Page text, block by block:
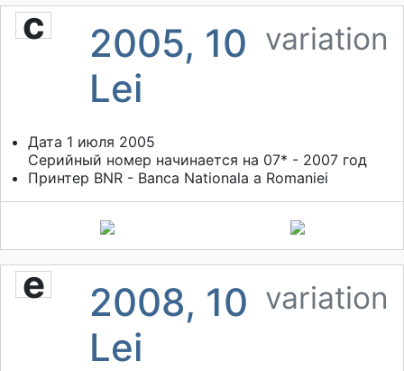
c
2005, 10
Lei
variation
Дата 1 июля 2005
Серийный номер начинается на 07* - 2007 год
Принтер BNR - Banca Nationala a Romaniei
e
2008, 10
Lei
variation